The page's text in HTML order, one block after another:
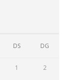
DS DG
1 2